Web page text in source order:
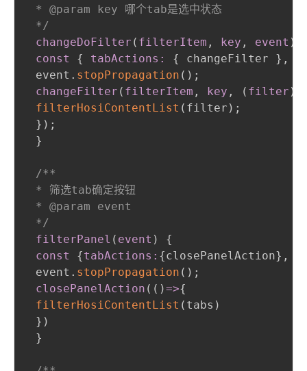
* @param key 哪个tab是选中状态
*/
changeDoFilter ( filterItem , key , event )
const
{ tabActions: { changeFilter } ,
event. stopPropagation ( ) ;
changeFilter ( filterItem , key , ( filter )
filterHosiContentList ( filter ) ;
} ) ;
}
/**
* 筛选tab确定按钮
* @param event
*/
filterPanel ( event )
{
const
{tabActions: {closePanelAction} ,
event. stopPropagation ( ) ;
closePanelAction ( ( )=>{
filterHosiContentList ( tabs )
} )
}